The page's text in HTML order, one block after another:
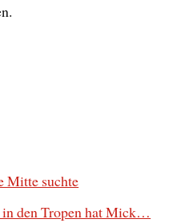
Mitte suchte
den Tropen hat Mick…